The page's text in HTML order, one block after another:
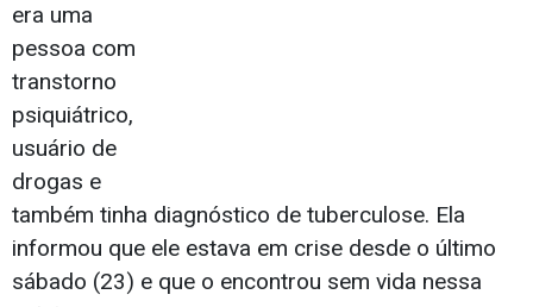
era uma
pessoa com
transtorno
psiquiátrico,
usuário de
drogas e
também tinha diagnóstico de tuberculose. Ela
informou que ele estava em crise desde o último
sábado (23) e que o encontrou sem vida nessa